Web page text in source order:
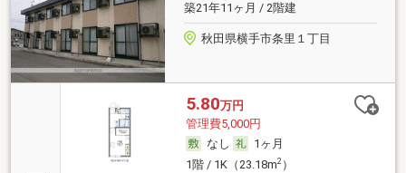
築21年11ヶ月 / 2階建
秋田県横手市条里１丁目
5.80万円
管理費5,000円
なし
1ヶ月
1階 / 1K（23.18m2）